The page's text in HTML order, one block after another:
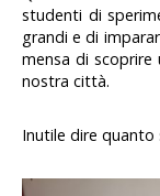
studenti di
grandi e di
mensa di scoprire
nostra città.
Inutile dire